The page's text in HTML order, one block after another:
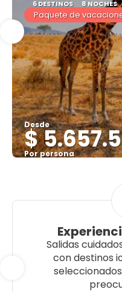
6 DESTINOS 8 NOCHES
Paquete de
Desde
$
Por persona
Salidas
con destinos